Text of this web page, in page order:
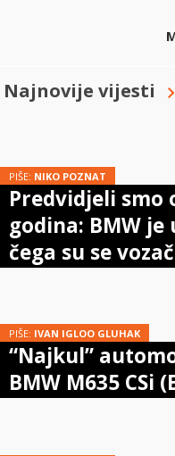
Najnovije vijesti
PIŠE: NIKO POZNAT
Predvidjeli smo
godina: BMW
čega su se
PIŠE: IVAN IGLOO GLUHAK
“Najkul”
BMW M635 CSi